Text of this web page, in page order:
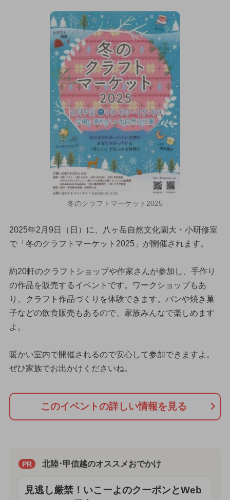
冬のクラフトマーケット2025
2025年2月9日（日）に、八ヶ岳自然文化園大・小研修室
で「冬のクラフトマーケット2025」が開催されます。
約20軒のクラフトショップや作家さんが参加し、手作り
の作品を販売するイベントです。ワークショップもあ
り、クラフト作品づくりを体験できます。パンや焼き菓
子などの飲食販売もあるので、家族みんなで楽しめます
よ。
暖かい室内で開催されるので安心して参加できますよ。
ぜひ家族でお出かけくださいね。
このイベントの詳しい情報を見る
PR 北陸･甲信越のオススメおでかけ
見逃し厳禁！いこーよのクーポンとWeb